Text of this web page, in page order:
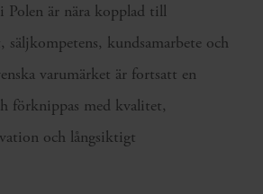
Polen är nära kopplad till
kundsamarbete och
varumärket är fortsatt en
förknippas med kvalitet,
och långsiktigt